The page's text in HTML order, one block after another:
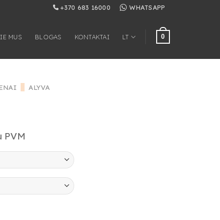
+370 683 16000 WHATSAPP
MUS BLOGAS KONTAKTAI LT 0
ALYVA
PVM